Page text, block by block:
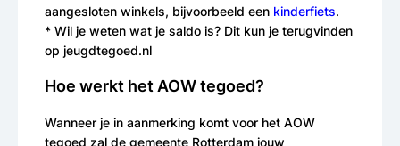
aangesloten winkels, bijvoorbeeld een kinderfiets.
* Wil je weten wat je saldo is? Dit kun je terugvinden
op jeugdtegoed.nl
Hoe werkt het AOW tegoed?
Wanneer je in aanmerking komt voor het AOW
tegoed zal de gemeente Rotterdam jouw